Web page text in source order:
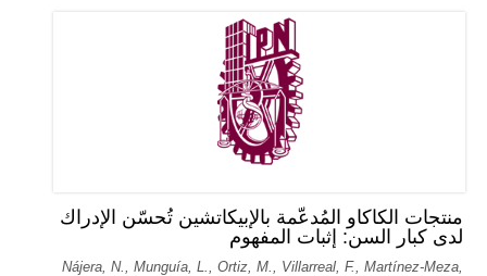
منتجات الكاكاو المُدعّمة بالإبيكاتشين تُحسّن الإدراك
لدى كبار السن: إثبات المفهوم
Nájera, N., Munguía, L., Ortiz, M., Villarreal, F., Martínez-Meza,